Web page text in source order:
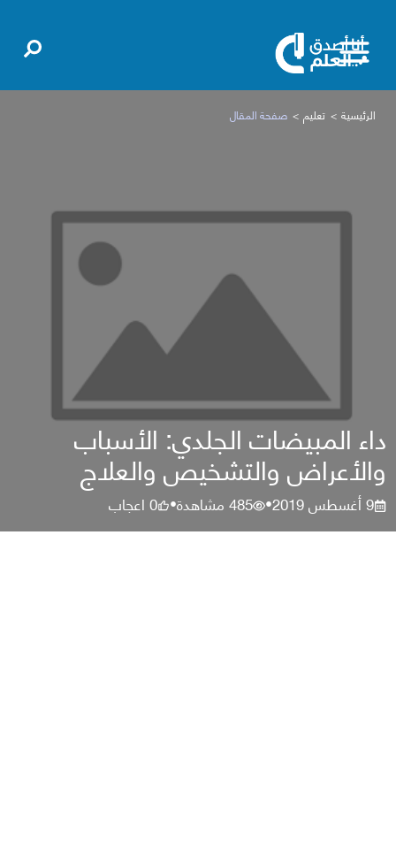
الرئيسية تعليم صفحة المقال
داء المبيضات الجلدي: الأسباب
والأعراض والتشخيص والعلاج
9 أغسطس 2019 •
485مشاهدة•
0اعجاب